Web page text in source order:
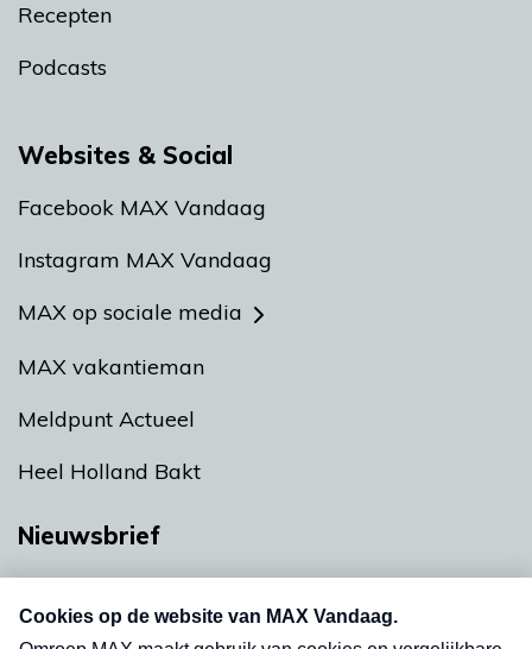
Recepten
Podcasts
Websites & Social
Facebook MAX Vandaag
Instagram MAX Vandaag
MAX op sociale media
MAX vakantieman
Meldpunt Actueel
Heel Holland Bakt
Nieuwsbrief
nieuwsbrief. Elke vrijdag- en dinsdagochtend in